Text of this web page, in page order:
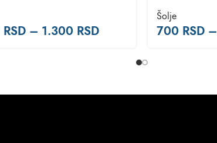
RSD – 1.300 RSD
Šolje
700 RSD –